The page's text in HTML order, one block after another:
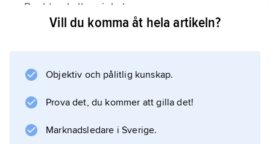
Punkten kallas vinkelns
. Vinkel är också ett mått på vinkelbenens
storlek kan mätas i
, varvid ett varv tilldelas storleken 360°. En
Vill du komma åt hela artikeln?
Objektiv och pålitlig kunskap.
Prova det, du kommer att gilla det!
Marknadsledare i Sverige.